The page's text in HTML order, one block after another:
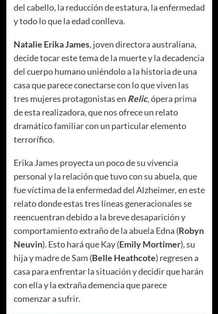
del cabello, la reducción de estatura, la enfermedad
y todo lo que la edad conlleva.
Natalie Erika James, joven directora australiana,
decide tocar este tema de la muerte y la decadencia
del cuerpo humano uniéndolo a la historia de una
casa que parece conectarse con lo que viven las
tres mujeres protagonistas en Relic, ópera prima
de esta realizadora, que nos ofrece un relato
dramático familiar con un particular elemento
terrorífico.
Erika James proyecta un poco de su vivencia
personal y la relación que tuvo con su abuela, que
fue víctima de la enfermedad del Alzheimer, en este
relato donde estas tres líneas generacionales se
reencuentran debido a la breve desaparición y
comportamiento extraño de la abuela Edna (Robyn
Neuvin). Esto hará que Kay (Emily Mortimer), su
hija y madre de Sam (Belle Heathcote) regresen a
casa para enfrentar la situación y decidir que harán
con ella y la extraña demencia que parece
comenzar a sufrir.